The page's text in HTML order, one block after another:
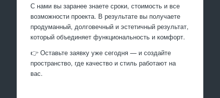
С нами вы заранее знаете сроки, стоимость и все
возможности проекта. В результате вы получаете
продуманный, долговечный и эстетичный результат,
который объединяет функциональность и комфорт.
👉 Оставьте заявку уже сегодня — и создайте
пространство, где качество и стиль работают на
вас.